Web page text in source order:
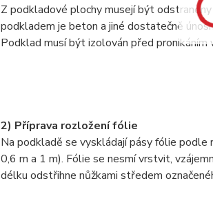
Z podkladové plochy musejí být
podkladem je beton a jiné dostatečně
Podklad musí být izolován před
2) Příprava rozložení fólie
Na podkladě se vyskládají pásy fólie
0,6 m a 1 m). Fólie se nesmí vrstvit,
délku odstřihne nůžkami středem